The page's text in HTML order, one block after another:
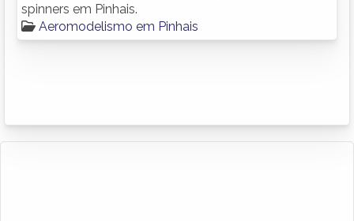
spinners em Pinhais.
Aeromodelismo em Pinhais